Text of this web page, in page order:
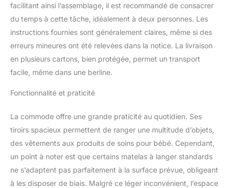
facilitant ainsi l’assemblage, il est recommandé de consacrer
du temps à cette tâche, idéalement à deux personnes. Les
instructions fournies sont généralement claires, même si des
erreurs mineures ont été relevées dans la notice. La livraison
en plusieurs cartons, bien protégée, permet un transport
facile, même dans une berline.
Fonctionnalité et praticité
La commode offre une grande praticité au quotidien. Ses
tiroirs spacieux permettent de ranger une multitude d’objets,
des vêtements aux produits de soins pour bébé. Cependant,
un point à noter est que certains matelas à langer standards
ne s’adaptent pas parfaitement à la surface prévue, obligeant
à les disposer de biais. Malgré ce léger inconvénient, l’espace